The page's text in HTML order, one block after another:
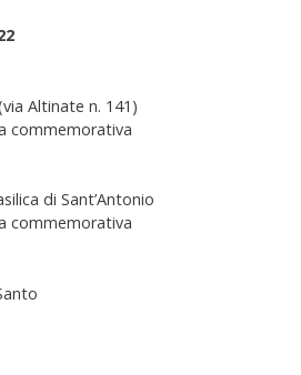
Altinate n. 141)
commemorativa
di Sant’Antonio
commemorativa